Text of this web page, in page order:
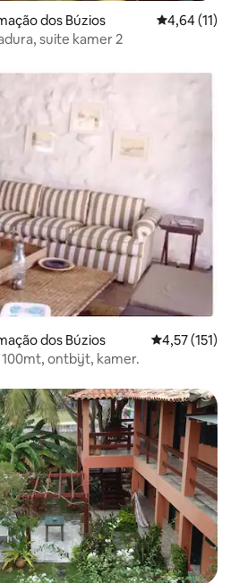
dos Búzios Gemiddelde
4,64 (11)
suite kamer 2
dos Búzios Gemiddelde
4,57 (151)
100mt, ontbijt, kamer.